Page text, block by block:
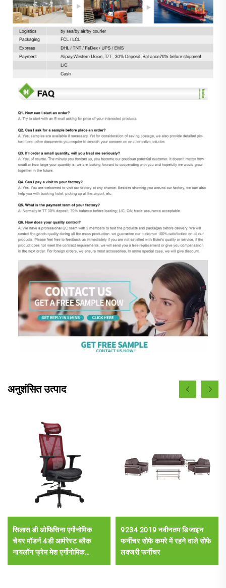
अनुशंसित उत्पाद
सिलास डी ओफिसिना एर्गोनोमिक
चेयर मॉडर्न 4डी आर्मरेस्ट ब्लैक
नायलॉन फ्रेम मेश एर्गोनोमिक
एक्जीक्यूटिव ऑफिस कैडेरा डी
9234 2019 नवीनतम डिजाइन
फर्नीचर सोफे कमरे में रहने वाले सोफे
लक्जरी फर्नीचर